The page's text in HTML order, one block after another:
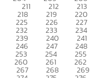
211 212 213
218 219 220
225 226 227
232 233 234
239 240 241
246 247 248
253 254 255
260 261 262
267 268 269